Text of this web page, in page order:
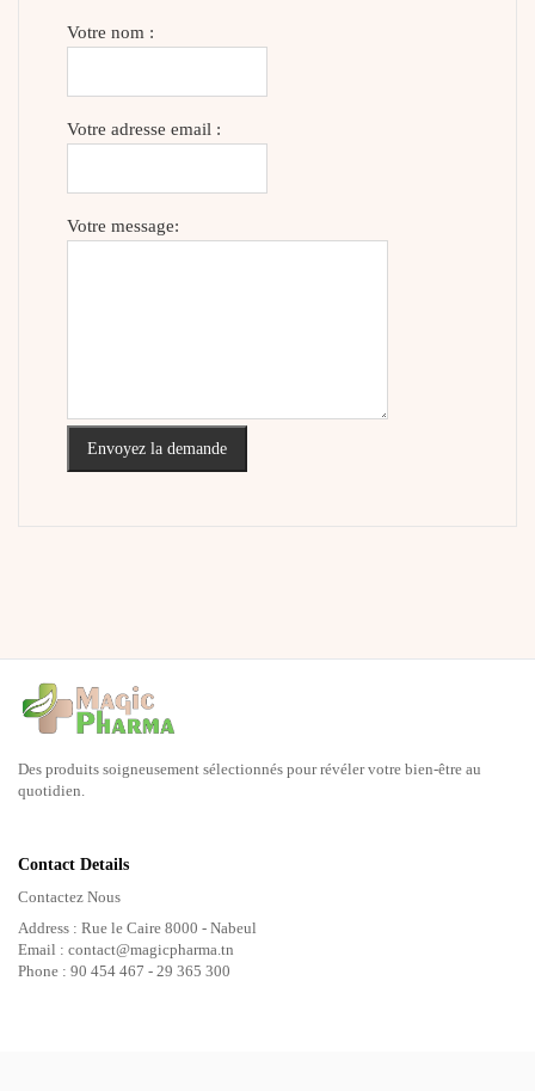
Votre nom :
Votre adresse email :
Votre message:
Envoyez la demande
Des produits soigneusement sélectionnés pour révéler votre bien-être au
quotidien.
Contact Details
Contactez Nous
Address : Rue le Caire 8000 - Nabeul
Email : contact@magicpharma.tn
Phone : 90 454 467 - 29 365 300